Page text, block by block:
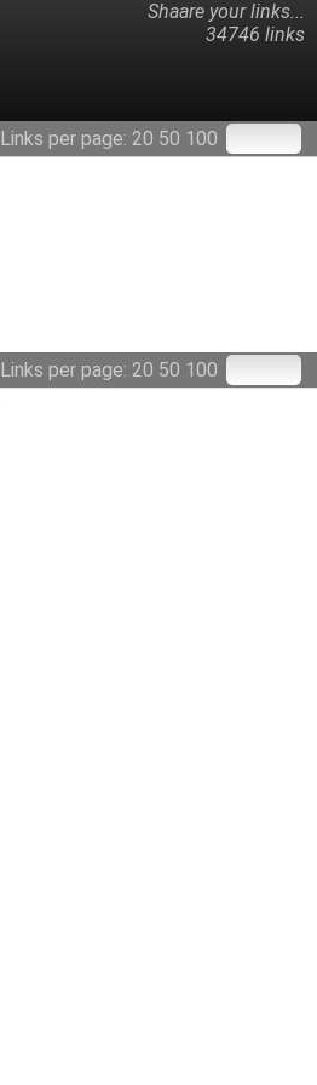
Shaare your links...
34746 links
Links per page: 20 50 100
Links per page: 20 50 100